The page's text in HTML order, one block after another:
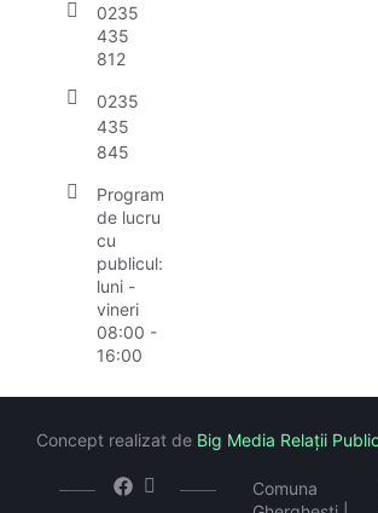
0235
435
812
0235
435
845
Program
de lucru
cu
publicul:
luni -
vineri
08:00 -
16:00
Comuna
Concept realizat de Big Media Relații